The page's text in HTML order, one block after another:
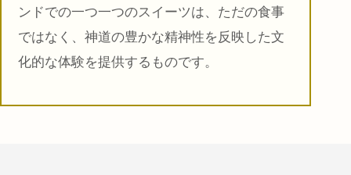
ンドでの一つ一つのスイーツは、ただの食事
ではなく、神道の豊かな精神性を反映した文
化的な体験を提供するものです。